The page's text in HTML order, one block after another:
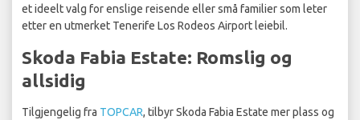
et ideelt valg for enslige reisende eller små familier som leter
etter en utmerket Tenerife Los Rodeos Airport leiebil.
Skoda Fabia Estate: Romslig og
allsidig
Tilgjengelig fra TOPCAR, tilbyr Skoda Fabia Estate mer plass og